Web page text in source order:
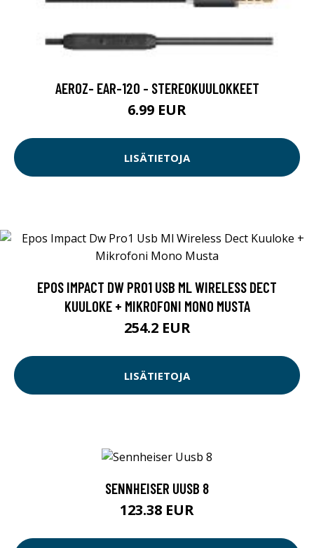
AEROZ- EAR-120 - STEREOKUULOKKEET
6.99 EUR
LISÄTIETOJA
EPOS IMPACT DW PRO1 USB ML WIRELESS DECT
KUULOKE + MIKROFONI MONO MUSTA
254.2 EUR
LISÄTIETOJA
SENNHEISER UUSB 8
123.38 EUR